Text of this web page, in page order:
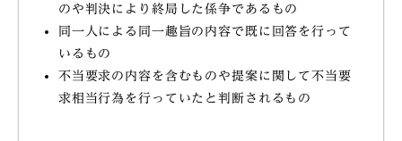
のや判決により終局した係争であるもの
同一人による同一趣旨の内容で既に回答を行って
いるもの
不当要求の内容を含むものや提案に関して不当要
求相当行為を行っていたと判断されるもの